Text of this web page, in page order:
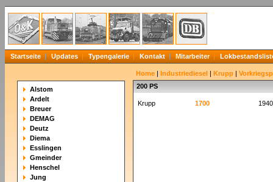
Startseite Updates Typengalerie Kontakt Mitarbeiter
Alstom
Ardelt
Breuer
DEMAG
Deutz
Diema
Esslingen
Gmeinder
Henschel
Jung
Home | Industriediesel | Krupp |
200 PS
Krupp 1700 1940